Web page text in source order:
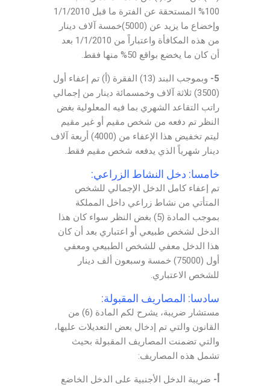
100% المستحقة عن الفترة ما قبل 1/1/2010
وإخضاع ما يزيد عن (5000)خمسة آلاف دينار
من هذه المكافأة واعتباراً من 1/1/2010 بعد
أن كان ما يخضع بواقع 50% منها فقط.
5-
وبموجب البند (13) الفقرة (أ) تم إعفاء أول
(3500) ثلاثة آلاف وخمسمائة دينار من إجمالي
راتب التقاعد الشهري بما فيه المعلولية بغض
النظر تم دفعه من شخص مقيم أو غير مقيم
ليتم تخفيض هذا الإعفاء من (4000) أربعة آلاف
دينار شهرياً الذي يدفعه شخص مقيم فقط.
خامسا: دخل النشاط الزراعي:
تم إعفاء كامل الدخل الإجمالي للشخص
المتأتي من نشاط زراعي داخل المملكة
بموجب المادة (5) بغض النظر سواء كان هذا
الدخل لشخص طبيعي أو اعتباري بعد أن كان
هذا الدخل معفي للشخص الطبيعي ومعفي
أول (75000) خمسة وسبعون ألف دينار
للشخص الاعتباري.
سادسا: المصاريف المقبولة:
مستشار ضريبة، يشرح لكم المادة (6) من
القانون والتي تم إدخال بعض التعديلات عليها،
والتي تضمنت المصاريف المقبولة بحيث
تشمل هذه المصاريف:
أ- ضريبة الدخل الأجنبية على الدخل الخاضع